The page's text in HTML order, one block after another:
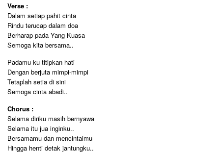
Verse :
Dalam setiap pahit cinta
Rindu terucap dalam doa
Berharap pada Yang Kuasa
Semoga kita bersama..
Padamu ku titipkan hati
Dengan berjuta mimpi-mimpi
Tetaplah setia di sini
Semoga cinta abadi..
Chorus :
Selama diriku masih bernyawa
Selama itu jua inginku..
Bersamamu dan mencintaimu
Hingga henti detak jantungku..